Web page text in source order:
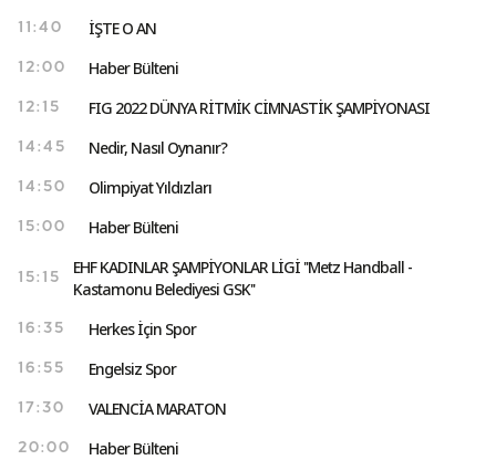
11:40 İŞTE O AN
12:00 Haber Bülteni
12:15 FIG 2022 DÜNYA RİTMİK CİMNASTİK ŞAMPİYONASI
14:45 Nedir, Nasıl Oynanır?
14:50 Olimpiyat Yıldızları
15:00 Haber Bülteni
15:15
EHF KADINLAR ŞAMPİYONLAR LİGİ ''Metz Handball -
Kastamonu Belediyesi GSK''
16:35 Herkes İçin Spor
16:55 Engelsiz Spor
17:30 VALENCİA MARATON
20:00 Haber Bülteni